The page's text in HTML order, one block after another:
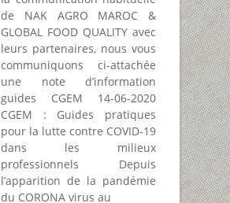
de NAK AGRO MAROC &
GLOBAL FOOD QUALITY avec
leurs partenaires, nous vous
communiquons ci-attachée
une note d’information
guides CGEM 14-06-2020
CGEM : Guides pratiques
pour la lutte contre COVID-19
dans les milieux
professionnels Depuis
l’apparition de la pandémie
du CORONA virus au